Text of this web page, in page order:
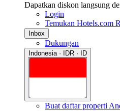
Dapatkan diskon langsung
Login
Temukan Hotels.com
Inbox
Dukungan
Indonesia · IDR · ID
Buat daftar properti